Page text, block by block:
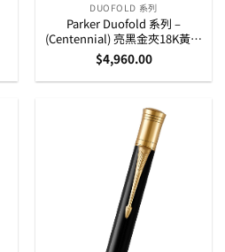
DUOFOLD 系列
Parker Duofold 系列 –
(Centennial) 亮黑金夾18K黃金
墨水筆(1931381)
$4,960.00